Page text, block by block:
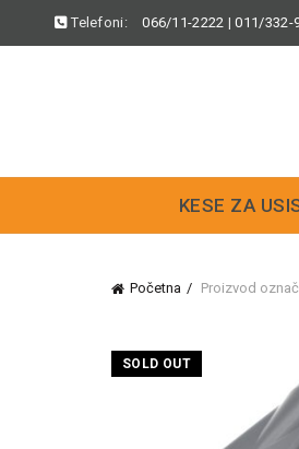
Telefoni: 066/11-2222 |011/332-
KESE ZA
Početna Proizvod
SOLD OUT